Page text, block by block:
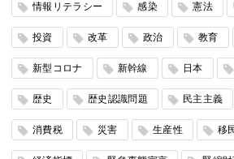
情報リテラシー 感染 憲法
投資 改革 政治 教育
新型コロナ 新幹線 日本
歴史 歴史認識問題 民主主義
消費税 災害 生産性 移